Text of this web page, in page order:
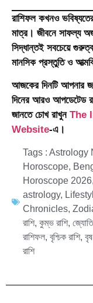
রাশিফল কখনও
মাত্র। জীবনে সাফল্য
সিদ্ধান্তই সবচেয়ে
মানসিক প্রস্তুতি ও
আজকের দিনটি আপনার
দিনের আরও আপডেটেড
জানতে চোখ রাখুন The
Website-এ।
Tags : Astrology
Horoscope,
Horoscope 2026,
astrology,
Chronicles,
রাশি, কুম্ভ রাশি,
রাশিফল, বৃশ্চিক রাশি,
রাশি